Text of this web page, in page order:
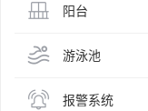
阳台
游泳池
报警系统